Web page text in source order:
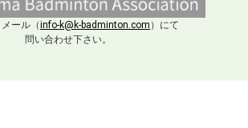
ール（info-k@k-badminton.com ）にて
問い合わせ下さい。